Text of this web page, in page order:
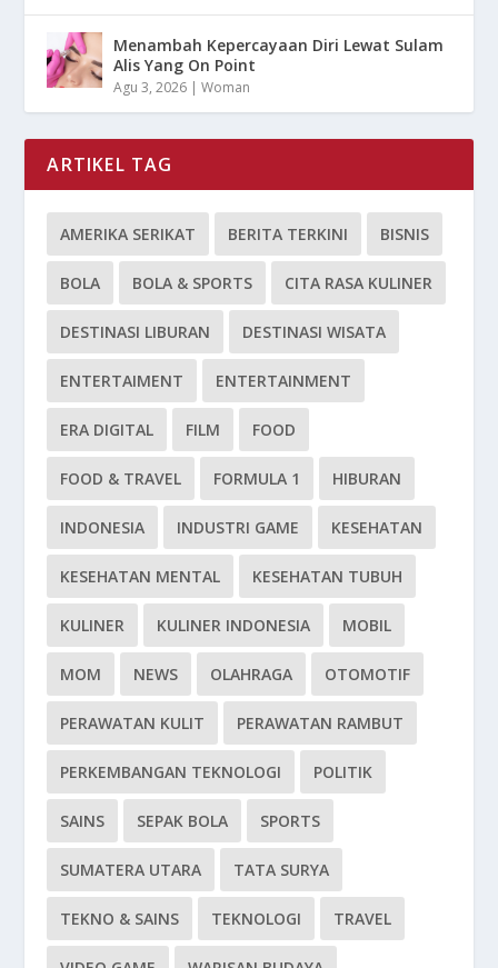
Menambah Kepercayaan Diri Lewat Sulam
Alis Yang On Point
Agu 3, 2026 |Woman
ARTIKEL TAG
AMERIKA SERIKAT BERITA TERKINI BISNIS
BOLA BOLA & SPORTS CITA RASA KULINER
DESTINASI LIBURAN DESTINASI WISATA
ENTERTAIMENT ENTERTAINMENT
ERA DIGITAL FILM FOOD
FOOD & TRAVEL FORMULA 1 HIBURAN
INDONESIA INDUSTRI GAME KESEHATAN
KESEHATAN MENTAL KESEHATAN TUBUH
KULINER KULINER INDONESIA MOBIL
MOM NEWS OLAHRAGA OTOMOTIF
PERAWATAN KULIT PERAWATAN RAMBUT
PERKEMBANGAN TEKNOLOGI POLITIK
SAINS SEPAK BOLA SPORTS
SUMATERA UTARA TATA SURYA
TEKNO & SAINS TEKNOLOGI TRAVEL